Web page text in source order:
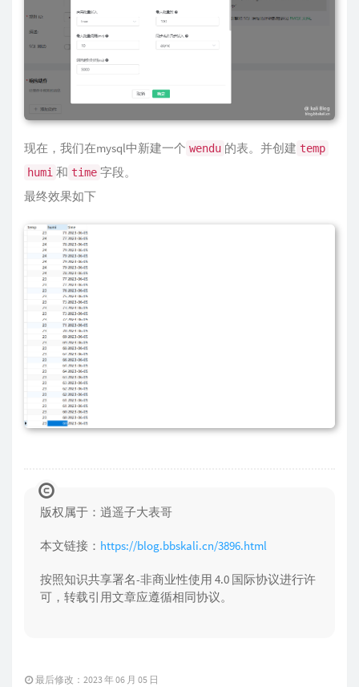
现在，我们在mysql中新建一个 wendu 的表。并创建 temp
humi 和 time 字段。
最终效果如下
版权属于：逍遥子大表哥
本文链接： https://blog.bbskali.cn/3896.html
按照知识共享署名-非商业性使用 4.0 国际协议进行许
可，转载引用文章应遵循相同协议。
最后修改：2023 年 06 月 05 日